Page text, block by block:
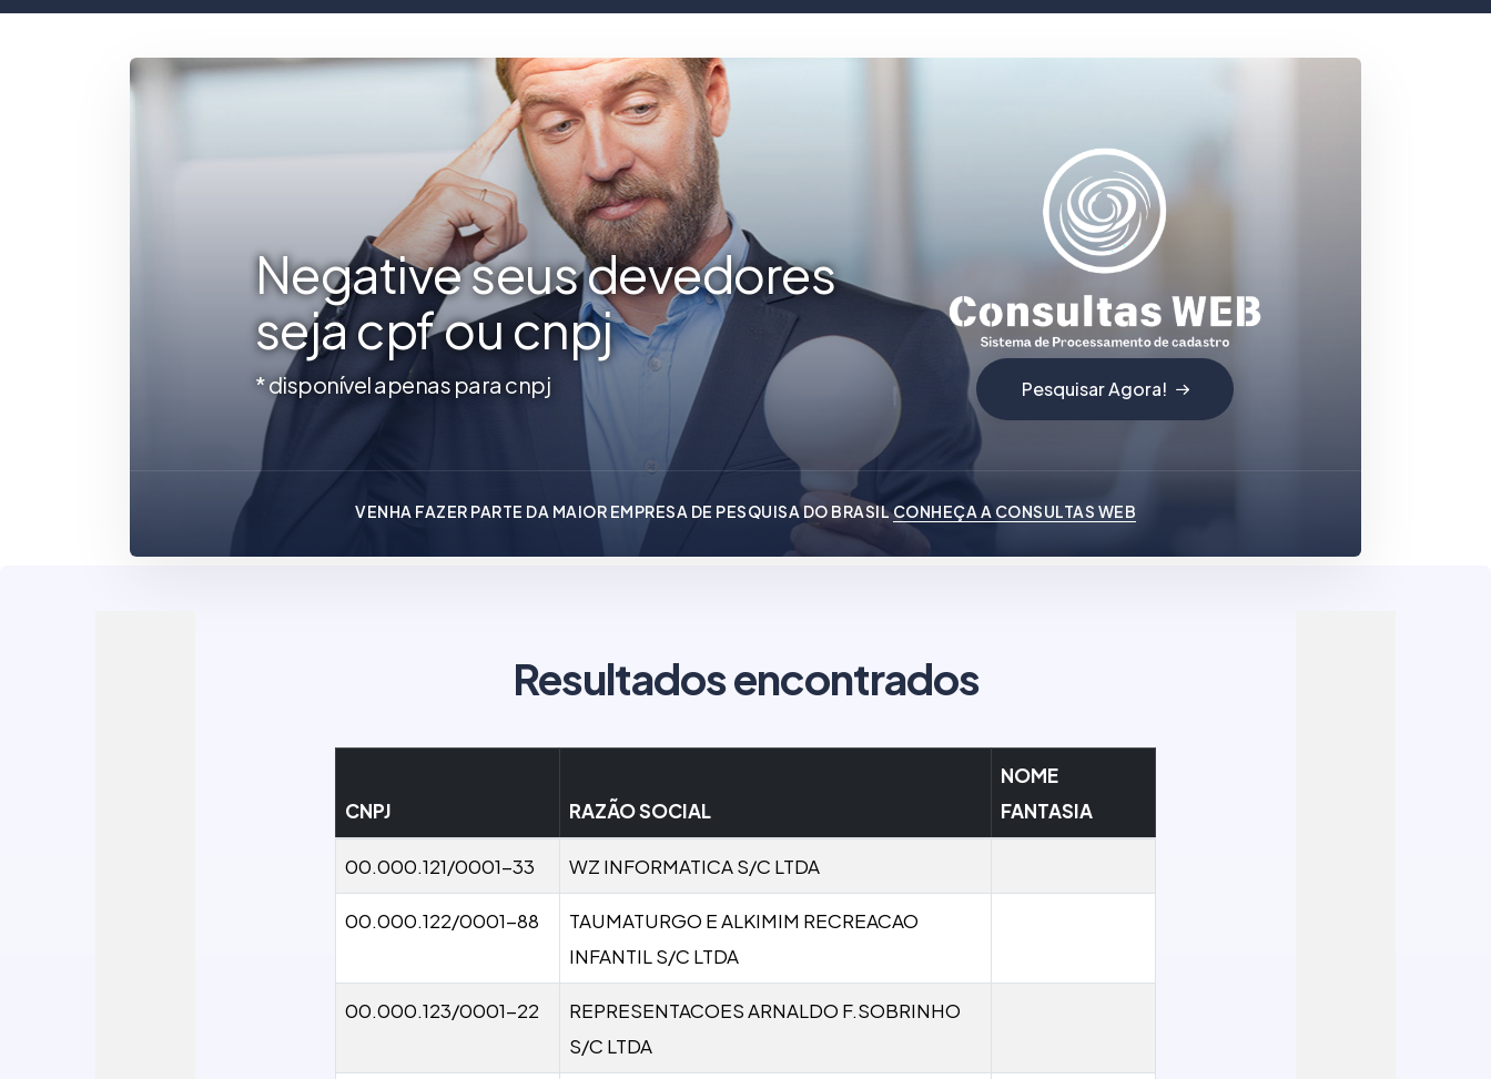
Negative seus devedores
seja cpf ou cnpj
* disponível apenas para cnpj Pesquisar Agora!
VENHA FAZER PARTE DA MAIOR EMPRESA DE PESQUISA DO BRASILCONHEÇA A CONSULTAS WEB
Resultados encontrados
CNPJ RAZÃO SOCIAL
NOME
FANTASIA
00.000.121/0001-33 WZ INFORMATICA S/C LTDA
00.000.122/0001-88
TAUMATURGO E ALKIMIM RECREACAO
INFANTIL S/C LTDA
00.000.123/0001-22
REPRESENTACOES ARNALDO F.SOBRINHO
S/C LTDA